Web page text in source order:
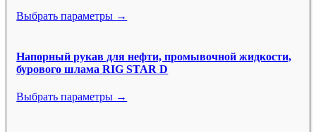
Выбрать параметры →
Напорный рукав для нефти, промывочной жидкости,
бурового шлама RIG STAR D
Выбрать параметры →